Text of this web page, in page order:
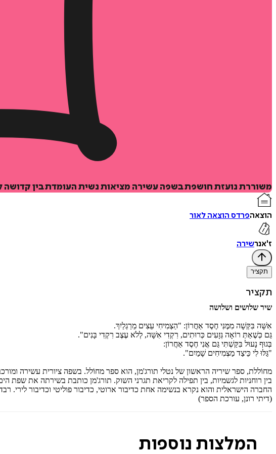
משוררת נועזת חושפת בשפה עשירה מציאות נשית העומדת בין קדושה
הוצאהפרדס הוצאה לאור
ז'אנרשירה
תקציר
תקציר
שיר שלושים ושלושה
אִשָּׁה בִּקְּשָׁה מִמֶּנִּי חֶסֶד אַחֲרוֹן: "הַצְמִיחִי עֵצִים מֵרַגְלַיִךְ.
גַּם כְּשֶׁאַתְּ רוֹאָה גְּזָעִים כְּרוּתִים, רִקְדִי אִשָּׁה, לְלֹא עֶצֶב רִקְדִי בָּנִים".
בְּגוּף נָעוּל בִּקַּשְׁתִּי גַּם אֲנִי חֶסֶד אַחֲרוֹן:
"גַּלּוּ לִי כֵּיצַד מַצְמִיחִים שָׁמַיִם".
מחוֹללת, ספר שיריה הראשון של נטלי תורג'מן, הוא ספר מחוֹלל. בשפה ציורית עשירה
בין רוחניות לגשמיות, בין תפילה לקריאת תגרני השוק. תורג'מן כותבת בשירתה את
החברה הישראלית והוא נקרא בנשימה אחת כדיבור ארוטי, כדיבור פוליטי וכדיבור לירי.
(דיתי רונן, עורכת הספר)
המלצות נוספות